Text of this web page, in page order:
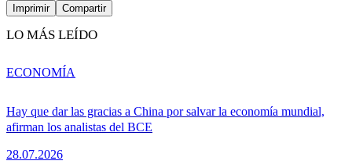
Imprimir Compartir
LO MÁS LEÍDO
Hay que dar las gracias a China por salvar la economía mundial,
afirman los analistas del BCE
28.07.2026
ECONOMÍA